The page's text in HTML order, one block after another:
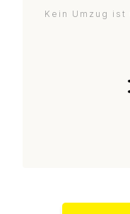
Kein Umzug ist